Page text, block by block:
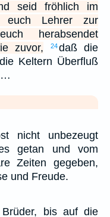
seid fröhlich im
euch Lehrer zur
herabsendet
zuvor,
24daß die
Keltern Überfluß
nicht unbezeugt
getan und vom
Zeiten gegeben,
und Freude.
bis auf die